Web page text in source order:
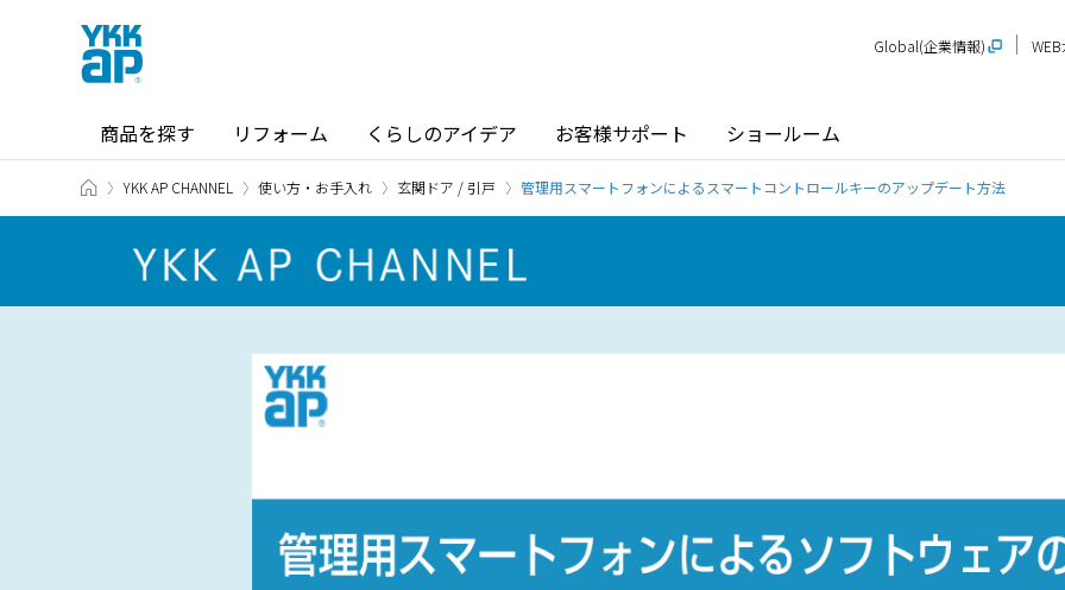
商品を探す
商品を探す TOP
窓・サッシ / シャッター
WEBカタログを見る 商品えらびのお手伝い
リフォーム くらしのアイデア お客様サポート ショールーム
ショールーム TOP
静岡 SR
北陸
金沢 SR 富山 PR 福井 PR
近
大
Global(企業情報)
TOP YKK AP CHANNEL 使い方・お手入れ 玄関ドア / 引戸 管理用スマートフォンによるスマートコントロールキーのアップデート方法